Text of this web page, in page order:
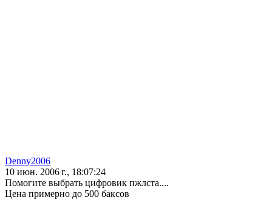
Denny2006
10 июн. 2006 г., 18:07:24
Помогите выбрать цифровик пжлста....
Цена примерно до 500 баксов